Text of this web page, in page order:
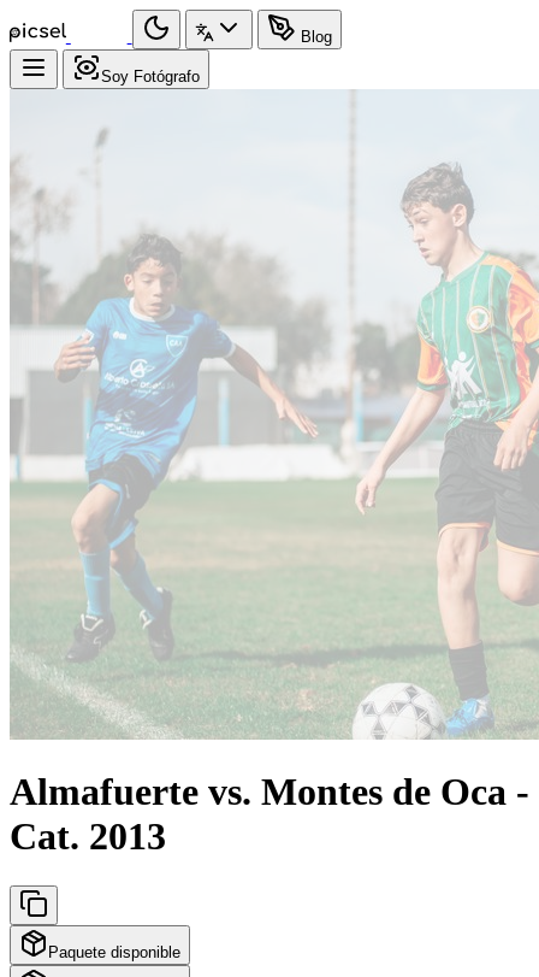
Blog
Soy Fotógrafo
Almafuerte vs. Montes de Oca -
Cat. 2013
Paquete disponible